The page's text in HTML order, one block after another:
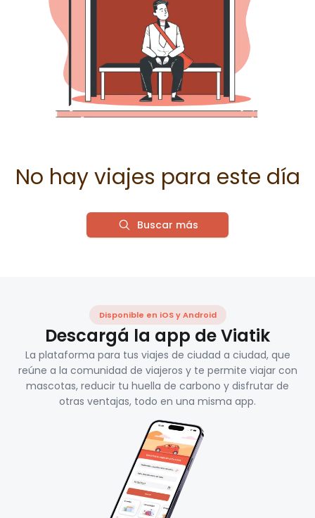
No hay viajes para este día
Buscar más
Disponible en iOS y Android
Descargá la app de Viatik
La plataforma para tus viajes de ciudad a ciudad, que
reúne a la comunidad de viajeros y te permite viajar con
mascotas, reducir tu huella de carbono y disfrutar de
otras ventajas, todo en una misma app.